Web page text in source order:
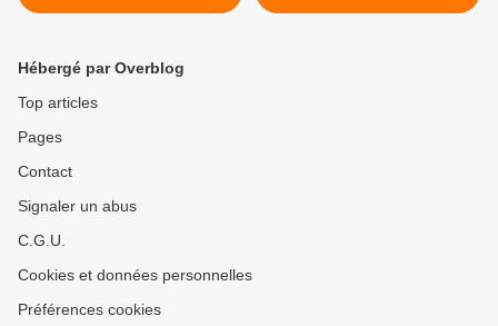
brut - Djida Cherfi
Hébergé par Overblog
Top articles
Pages
Contact
Signaler un abus
C.G.U.
Cookies et données personnelles
Préférences cookies